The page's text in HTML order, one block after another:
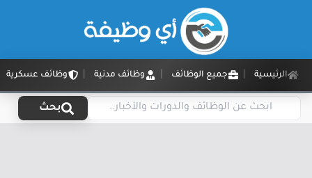
الرئيسية جميع الوظائف وظائف مدنية وظائف عسكرية
بحث